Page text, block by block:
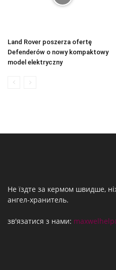
Land Rover poszerza ofertę
Defenderów o nowy kompaktowy
model elektryczny
Не їздте за кермом швидше,
ангел-хранитель.
зв'язатися з нами: